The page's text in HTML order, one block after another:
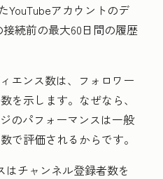
YouTubeアカウントのデ
続前の最大60日間の履歴
エンス数は、フォロワー
を示します。なぜなら、
のパフォーマンスは一般
で評価されるからです。
はチャンネル登録者数を